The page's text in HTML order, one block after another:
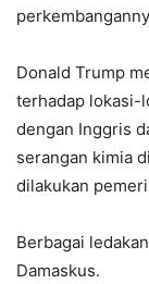
Donald Trump
terhadap lokasi-
dengan Inggris
serangan kimia
dilakukan
Berbagai
Damaskus.